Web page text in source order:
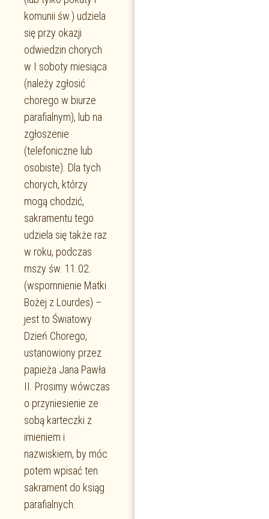
komunii św.) udziela
się przy okazji
odwiedzin chorych
w I soboty miesiąca
(należy zgłosić
chorego w biurze
parafialnym), lub na
zgłoszenie
(telefoniczne lub
osobiste). Dla tych
chorych, którzy
mogą chodzić,
sakramentu tego
udziela się także raz
w roku, podczas
mszy św. 11.02.
(wspomnienie Matki
Bożej z Lourdes) –
jest to Światowy
Dzień Chorego,
ustanowiony przez
papieża Jana Pawła
II. Prosimy wówczas
o przyniesienie ze
sobą karteczki z
imieniem i
nazwiskiem, by móc
potem wpisać ten
sakrament do ksiąg
parafialnych.